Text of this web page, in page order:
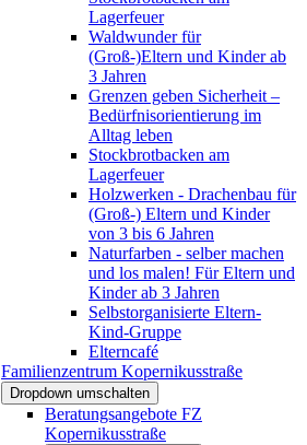
Lagerfeuer
Waldwunder für
(Groß-)Eltern und Kinder ab
3 Jahren
Grenzen geben Sicherheit –
Bedürfnisorientierung im
Alltag leben
Stockbrotbacken am
Lagerfeuer
Holzwerken - Drachenbau für
(Groß-) Eltern und Kinder
von 3 bis 6 Jahren
Naturfarben - selber machen
und los malen! Für Eltern und
Kinder ab 3 Jahren
Selbstorganisierte Eltern-
Kind-Gruppe
Elterncafé
Familienzentrum Kopernikusstraße
Dropdown umschalten
Beratungsangebote FZ
Kopernikusstraße